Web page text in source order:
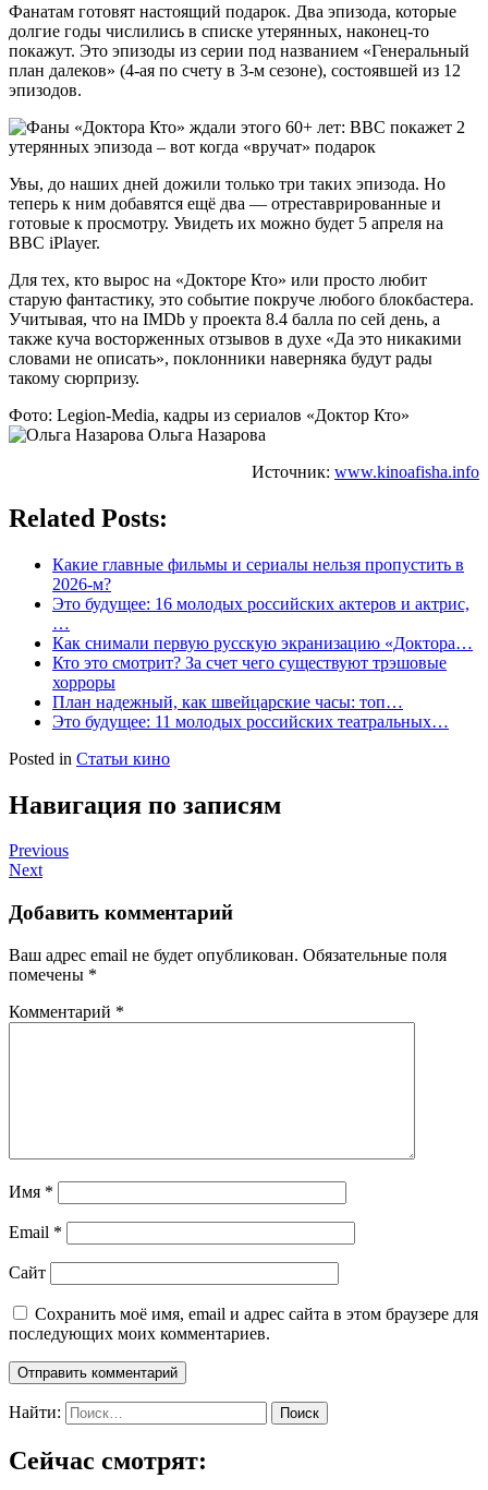
Фанатам готовят настоящий подарок. Два эпизода, которые
долгие годы числились в списке утерянных, наконец-то
покажут. Это эпизоды из серии под названием «Генеральный
план далеков» (4-ая по счету в 3-м сезоне), состоявшей из 12
эпизодов.
Увы, до наших дней дожили только три таких эпизода. Но
теперь к ним добавятся ещё два — отреставрированные и
готовые к просмотру. Увидеть их можно будет 5 апреля на
BBC iPlayer.
Для тех, кто вырос на «Докторе Кто» или просто любит
старую фантастику, это событие покруче любого блокбастера.
Учитывая, что на IMDb у проекта 8.4 балла по сей день, а
также куча восторженных отзывов в духе «Да это никакими
словами не описать», поклонники наверняка будут рады
такому сюрпризу.
Фото: Legion-Media, кадры из сериалов «Доктор Кто»
Ольга Назарова
Источник: www.kinoafisha.info
Related Posts:
Какие главные фильмы и сериалы нельзя пропустить в
2026-м?
Это будущее: 16 молодых российских актеров и актрис,
…
Как снимали первую русскую экранизацию «Доктора…
Кто это смотрит? За счет чего существуют трэшовые
хорроры
План надежный, как швейцарские часы: топ…
Это будущее: 11 молодых российских театральных…
Posted in Статьи кино
Навигация по записям
Previous
Next
Добавить комментарий
Ваш адрес email не будет опубликован. Обязательные поля
помечены *
Комментарий *
Имя *
Email *
Сайт
Сохранить моё имя, email и адрес сайта в этом браузере для
последующих моих комментариев.
Найти:
Сейчас смотрят: